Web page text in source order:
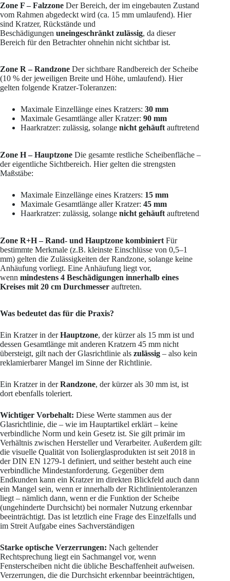
Zone F – Falzzone Der Bereich, der im eingebauten Zustand
vom Rahmen abgedeckt wird (ca. 15 mm umlaufend). Hier
sind Kratzer, Rückstände und
Beschädigungen uneingeschränkt zulässig, da dieser
Bereich für den Betrachter ohnehin nicht sichtbar ist.
Zone R – Randzone Der sichtbare Randbereich der Scheibe
(10 % der jeweiligen Breite und Höhe, umlaufend). Hier
gelten folgende Kratzer-Toleranzen:
Maximale Einzellänge eines Kratzers: 30 mm
Maximale Gesamtlänge aller Kratzer: 90 mm
Haarkratzer: zulässig, solange nicht gehäuft auftretend
Zone H – Hauptzone Die gesamte restliche Scheibenfläche –
der eigentliche Sichtbereich. Hier gelten die strengsten
Maßstäbe:
Maximale Einzellänge eines Kratzers: 15 mm
Maximale Gesamtlänge aller Kratzer: 45 mm
Haarkratzer: zulässig, solange nicht gehäuft auftretend
Zone R+H – Rand- und Hauptzone kombiniert Für
bestimmte Merkmale (z.B. kleinste Einschlüsse von 0,5–1
mm) gelten die Zulässigkeiten der Randzone, solange keine
Anhäufung vorliegt. Eine Anhäufung liegt vor,
wenn mindestens 4 Beschädigungen innerhalb eines
Kreises mit 20 cm Durchmesser auftreten.
Was bedeutet das für die Praxis?
Ein Kratzer in derHauptzone, der kürzer als 15 mm ist und
dessen Gesamtlänge mit anderen Kratzern 45 mm nicht
übersteigt, gilt nach der Glasrichtlinie als zulässig – also kein
reklamierbarer Mangel im Sinne der Richtlinie.
Ein Kratzer in derRandzone, der kürzer als 30 mm ist, ist
dort ebenfalls toleriert.
Wichtiger Vorbehalt: Diese Werte stammen aus der
Glasrichtlinie, die – wie im Hauptartikel erklärt – keine
verbindliche Norm und kein Gesetz ist. Sie gilt primär im
Verhältnis zwischen Hersteller und Verarbeiter. Außerdem gilt:
die visuelle Qualität von Isolierglasprodukten ist seit 2018 in
der DIN EN 1279-1 definiert, und seither besteht auch eine
verbindliche Mindestanforderung. Gegenüber dem
Endkunden kann ein Kratzer im direkten Blickfeld auch dann
ein Mangel sein, wenn er innerhalb der Richtlinientoleranzen
liegt – nämlich dann, wenn er die Funktion der Scheibe
(ungehinderte Durchsicht) bei normaler Nutzung erkennbar
beeinträchtigt. Das ist letztlich eine Frage des Einzelfalls und
im Streit Aufgabe eines Sachverständigen
Starke optische Verzerrungen: Nach geltender
Rechtsprechung liegt ein Sachmangel vor, wenn
Fensterscheiben nicht die übliche Beschaffenheit aufweisen.
Verzerrungen, die die Durchsicht erkennbar beeinträchtigen,